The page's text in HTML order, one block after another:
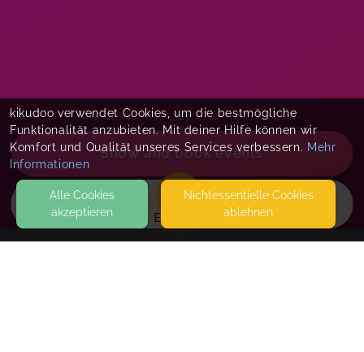
EVENTS
Show and book events
kikudoo verwendet Cookies, um die bestmögliche
Funktionalität anzubieten. Mit deiner Hilfe können wir
Komfort und Qualität unseres Services verbessern. Mehr
Informationen
Alle Cookies
akzeptieren
Nicht­essentielle Cookies
ablehnen